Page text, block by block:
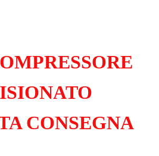
CONSEGNA